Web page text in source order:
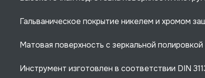
Гальваническое покрытие никелем и хромом
Матовая поверхность с зеркальной
Инструмент изготовлен в соответствии DIN